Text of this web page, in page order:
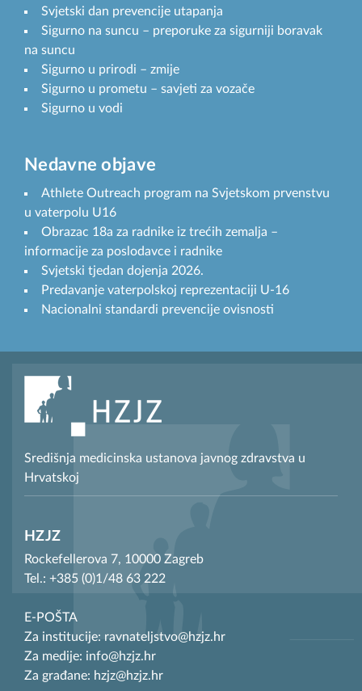
Svjetski dan prevencije utapanja
Sigurno na suncu – preporuke za sigurniji boravak
na suncu
Sigurno u prirodi – zmije
Sigurno u prometu – savjeti za vozače
Sigurno u vodi
Nedavne objave
Athlete Outreach program na Svjetskom prvenstvu
u vaterpolu U16
Obrazac 18a za radnike iz trećih zemalja –
informacije za poslodavce i radnike
Svjetski tjedan dojenja 2026.
Predavanje vaterpolskoj reprezentaciji U-16
Nacionalni standardi prevencije ovisnosti
Središnja medicinska ustanova javnog zdravstva u
Hrvatskoj
HZJZ
Rockefellerova 7, 10000 Zagreb
Tel.: +385 (0)1/48 63 222
E-POŠTA
Za institucije: ravnateljstvo@hzjz.hr
Za medije: info@hzjz.hr
Za građane: hzjz@hzjz.hr